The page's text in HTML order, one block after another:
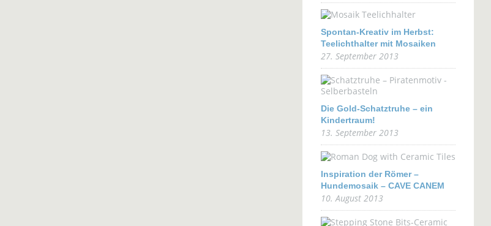
Spontan-Kreativ im Herbst:
Teelichthalter mit Mosaiken
27. September 2013
Die Gold-Schatztruhe – ein
Kindertraum!
13. September 2013
Inspiration der Römer –
Hundemosaik – CAVE CANEM
10. August 2013